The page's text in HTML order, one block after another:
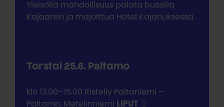
Yleisöllä mahdollisuus palata bussilla
Kajaaniin ja majoittua Hotel Kajanuksessa.
Torstai 25.6. Paltamo
klo 13.00–15.00 Risteily Paltaniemi –
Paltamo, Metelinniemi
LIPUT